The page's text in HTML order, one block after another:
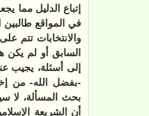
إتباع الدليل مما
في المواقع طالبين
والانتخابات تتم
السابق أو لم يكن
إلى أسئلة، يجيب
-بفضل الله- من
بحث المسألة، لا
أن الشريعة